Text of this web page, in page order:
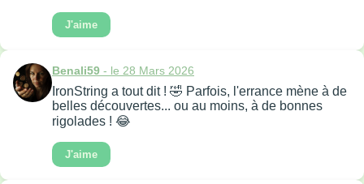
J'aime
Benali59 - le 28 Mars 2026
IronString a tout dit ! 🤣 Parfois, l'errance mène à de
belles découvertes... ou au moins, à de bonnes
rigolades ! 😂
J'aime